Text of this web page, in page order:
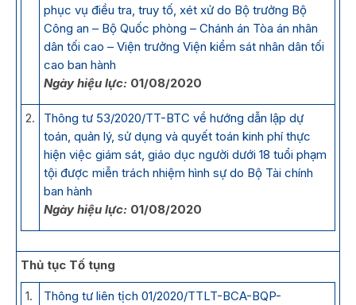
phục vụ điều tra, truy tố, xét xử do Bộ trưởng Bộ
Công an – Bộ Quốc phòng – Chánh án Tòa án nhân
dân tối cao – Viện trưởng Viện kiểm sát nhân dân tối
cao ban hành
Ngày hiệu lực: 01/08/2020
2.
Thông tư 53/2020/TT-BTC về hướng dẫn lập dự
toán, quản lý, sử dụng và quyết toán kinh phí thực
hiện việc giám sát, giáo dục người dưới 18 tuổi phạm
tội được miễn trách nhiệm hình sự do Bộ Tài chính
ban hành
Ngày hiệu lực: 01/08/2020
Thủ tục Tố tụng
1.
Thông tư liên tịch 01/2020/TTLT-BCA-BQP-